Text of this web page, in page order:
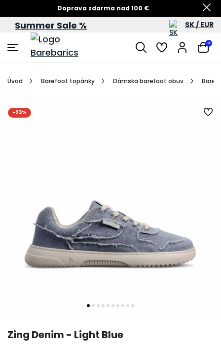
Doprava zdarma nad 100 €
Summer Sale – zľavy až do 60 %
Summer Sale % SK / EUR
0
Úvod Barefoot topánky Dámska barefoot obuv
-23%
Zing Denim - Light Blue